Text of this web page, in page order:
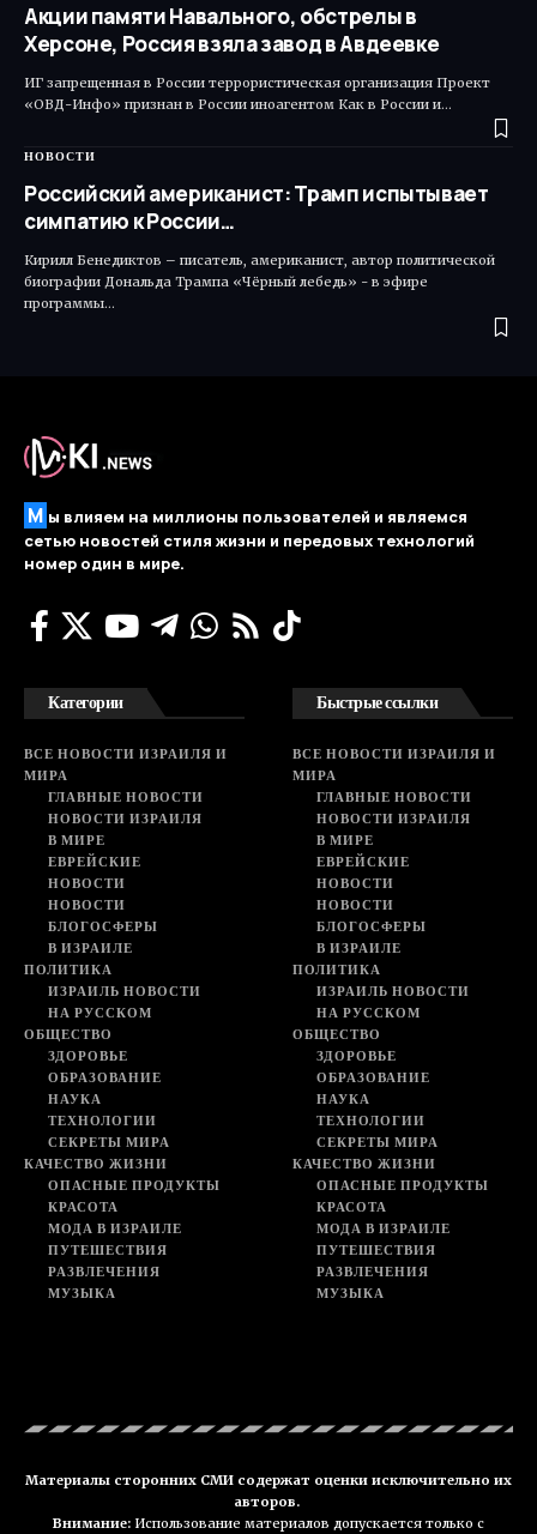
Акции памяти Навального, обстрелы в
Херсоне, Россия взяла завод в Авдеевке
ИГ запрещенная в России террористическая организация Проект
«ОВД-Инфо» признан в России иноагентом Как в России и…
НОВОСТИ
Российский американист: Трамп испытывает
симпатию к России…
Кирилл Бенедиктов – писатель, американист, автор политической
биографии Дональда Трампа «Чёрный лебедь» - в эфире
программы…
М ы влияем на миллионы пользователей и являемся
сетью новостей стиля жизни и передовых технологий
номер один в мире.
Категории
ВСЕ НОВОСТИ ИЗРАИЛЯ И
МИРА
ГЛАВНЫЕ НОВОСТИ
НОВОСТИ ИЗРАИЛЯ
В МИРЕ
ЕВРЕЙСКИЕ
НОВОСТИ
НОВОСТИ
БЛОГОСФЕРЫ
В ИЗРАИЛЕ
ПОЛИТИКА
ИЗРАИЛЬ НОВОСТИ
НА РУССКОМ
ОБЩЕСТВО
ЗДОРОВЬЕ
ОБРАЗОВАНИЕ
НАУКА
ТЕХНОЛОГИИ
СЕКРЕТЫ МИРА
КАЧЕСТВО ЖИЗНИ
ОПАСНЫЕ ПРОДУКТЫ
КРАСОТА
МОДА В ИЗРАИЛЕ
ПУТЕШЕСТВИЯ
РАЗВЛЕЧЕНИЯ
МУЗЫКА
Быстрые ссылки
ВСЕ НОВОСТИ ИЗРАИЛЯ И
МИРА
ГЛАВНЫЕ НОВОСТИ
НОВОСТИ ИЗРАИЛЯ
В МИРЕ
ЕВРЕЙСКИЕ
НОВОСТИ
НОВОСТИ
БЛОГОСФЕРЫ
В ИЗРАИЛЕ
ПОЛИТИКА
ИЗРАИЛЬ НОВОСТИ
НА РУССКОМ
ОБЩЕСТВО
ЗДОРОВЬЕ
ОБРАЗОВАНИЕ
НАУКА
ТЕХНОЛОГИИ
СЕКРЕТЫ МИРА
КАЧЕСТВО ЖИЗНИ
ОПАСНЫЕ ПРОДУКТЫ
КРАСОТА
МОДА В ИЗРАИЛЕ
ПУТЕШЕСТВИЯ
РАЗВЛЕЧЕНИЯ
МУЗЫКА
Материалы сторонних СМИ содержат оценки исключительно их
авторов.
Внимание: Использование материалов допускается только с